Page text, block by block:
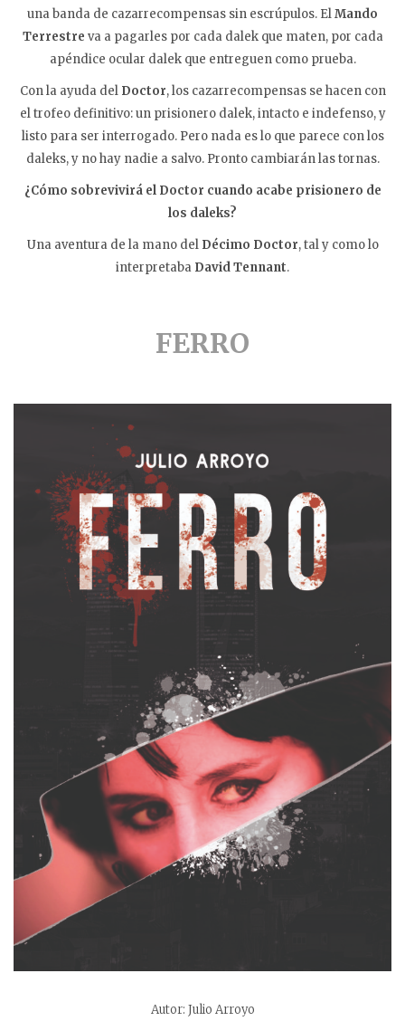
una banda de cazarrecompensas sin escrúpulos. ElMando
Terrestre va a pagarles por cada dalek que maten, por cada
apéndice ocular dalek que entreguen como prueba.
Con la ayuda del Doctor, los cazarrecompensas se hacen con
el trofeo definitivo: un prisionero dalek, intacto e indefenso, y
listo para ser interrogado. Pero nada es lo que parece con los
daleks, y no hay nadie a salvo. Pronto cambiarán las tornas.
¿Cómo sobrevivirá el Doctor cuando acabe prisionero de
los daleks?
Una aventura de la mano del Décimo Doctor, tal y como lo
interpretaba David Tennant.
FERRO
Autor: Julio Arroyo